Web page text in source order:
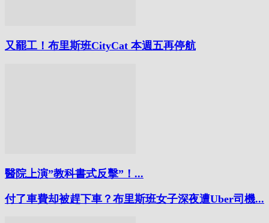
又罷工！布里斯班CityCat 本週五再停航
醫院上演”教科書式反擊”！...
付了車費却被趕下車？布里斯班女子深夜遭Uber司機...